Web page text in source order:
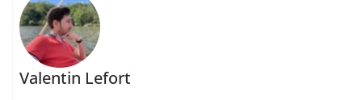
Valentin Lefort